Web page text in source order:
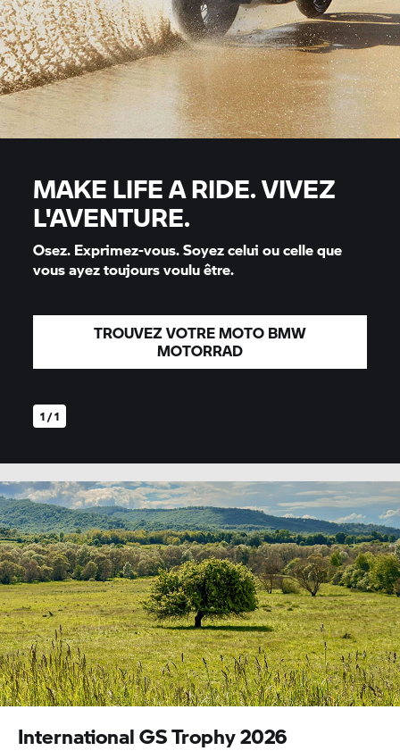
1 / 1
MAKE LIFE A RIDE. VIVEZ
L'AVENTURE.
Osez. Exprimez-vous. Soyez celui ou celle que
vous ayez toujours voulu être.
TROUVEZ VOTRE MOTO BMW
MOTORRAD
InternationalGS Trophy2026